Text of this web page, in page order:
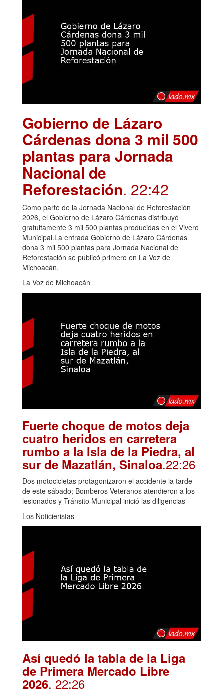
Gobierno de Lázaro
Cárdenas dona 3 mil 500
plantas para Jornada
Nacional de
Reforestación. 22:42
Como parte de la Jornada Nacional de Reforestación
2026, el Gobierno de Lázaro Cárdenas distribuyó
gratuitamente 3 mil 500 plantas producidas en el Vivero
Municipal.La entrada Gobierno de Lázaro Cárdenas
dona 3 mil 500 plantas para Jornada Nacional de
Reforestación se publicó primero en La Voz de
Michoacán.
La Voz de Michoacán
Fuerte choque de motos deja
cuatro heridos en carretera
rumbo a la Isla de la Piedra, al
sur de Mazatlán, Sinaloa.22:26
Dos motocicletas protagonizaron el accidente la tarde
de este sábado; Bomberos Veteranos atendieron a los
lesionados y Tránsito Municipal inició las diligencias
Los Noticieristas
Así quedó la tabla de la Liga
de Primera Mercado Libre
2026. 22:26